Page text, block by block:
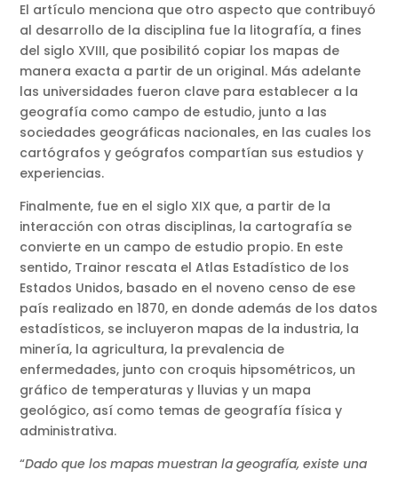
El artículo menciona que otro aspecto que contribuyó
al desarrollo de la disciplina fue la litografía, a fines
del siglo XVIII, que posibilitó copiar los mapas de
manera exacta a partir de un original. Más adelante
las universidades fueron clave para establecer a la
geografía como campo de estudio, junto a las
sociedades geográficas nacionales, en las cuales los
cartógrafos y geógrafos compartían sus estudios y
experiencias.
Finalmente, fue en el siglo XIX que, a partir de la
interacción con otras disciplinas, la cartografía se
convierte en un campo de estudio propio. En este
sentido, Trainor rescata el Atlas Estadístico de los
Estados Unidos, basado en el noveno censo de ese
país realizado en 1870, en donde además de los datos
estadísticos, se incluyeron mapas de la industria, la
minería, la agricultura, la prevalencia de
enfermedades, junto con croquis hipsométricos, un
gráfico de temperaturas y lluvias y un mapa
geológico, así como temas de geografía física y
administrativa.
“Dado que los mapas muestran la geografía, existe una